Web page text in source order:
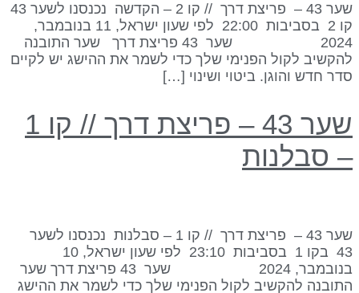
שער 43 – פריצת דרך // קו 2 – הקדשה נכנסנו לשער 43
קו 2 בסביבות 22:00 לפי שעון ישראל, 11 בנובמבר,
2024 שער 43 פריצת דרך שער התובנה
לקול הפנימי שלך כדי לשמר את ההישג יש לקיים
חדש והוגן. ביטוי ושינוי […]
שער 43 – פריצת דרך // קו 1
סבלנות
שער 43 – פריצת דרך // קו 1 – סבלנות נכנסנו לשער
43 בקו 1 בסביבות 23:10 לפי שעון ישראל, 10
בנובמבר, 2024 שער 43 פריצת דרך שער
להקשיב לקול הפנימי שלך כדי לשמר את ההישג